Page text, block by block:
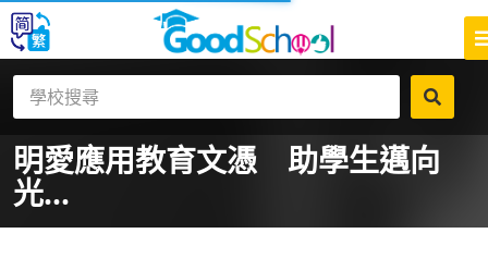
明愛應用教育文憑 助學生邁向
光...